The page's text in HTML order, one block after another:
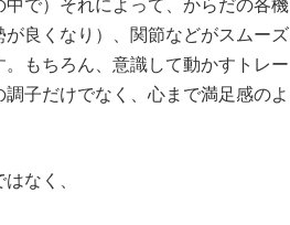
で）それによって、からだの各機
良くなり）、関節などがスムーズ
もちろん、意識して動かすトレー
子だけでなく、心まで満足感のよ
なく、